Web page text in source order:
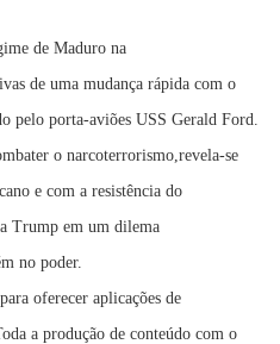
de Maduro na
de uma mudança rápida com o
pelo porta-aviões USS Gerald Ford.
o narcoterrorismo,revela-se
e com a resistência do
Trump em um dilema
no poder.
oferecer aplicações de
a produção de conteúdo com o